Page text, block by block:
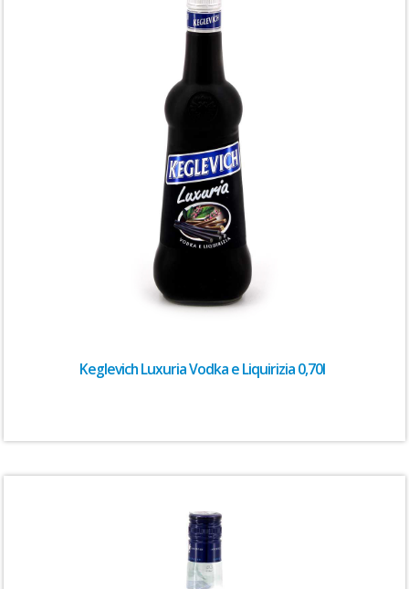
Keglevich Luxuria Vodka e Liquirizia 0,70l